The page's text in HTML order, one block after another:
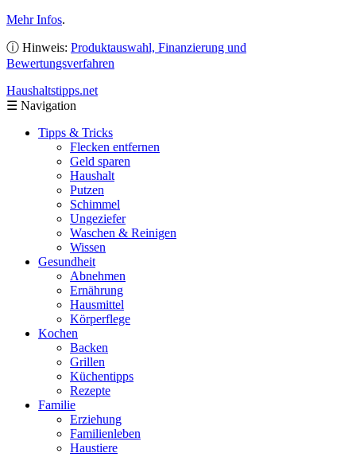
Mehr Infos.
ⓘ Hinweis: Produktauswahl, Finanzierung und
Bewertungsverfahren
Haushaltstipps.net
☰ Navigation
Tipps & Tricks
Flecken entfernen
Geld sparen
Haushalt
Putzen
Schimmel
Ungeziefer
Waschen & Reinigen
Wissen
Gesundheit
Abnehmen
Ernährung
Hausmittel
Körperflege
Kochen
Backen
Grillen
Küchentipps
Rezepte
Familie
Erziehung
Familienleben
Haustiere